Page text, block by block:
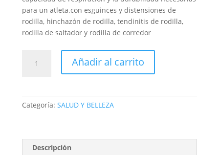
para un atleta.con esguinces y distensiones de
rodilla, hinchazón de rodilla, tendinitis de rodilla,
rodilla de saltador y rodilla de corredor
RODILLERA
SUPPORT
cantidad
Añadir al carrito
Categoría: SALUD Y BELLEZA
Descripción